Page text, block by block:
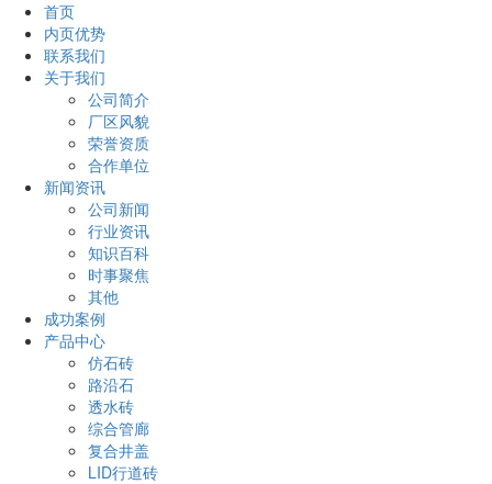
首页
内页优势
联系我们
关于我们
公司简介
厂区风貌
荣誉资质
合作单位
新闻资讯
公司新闻
行业资讯
知识百科
时事聚焦
其他
成功案例
产品中心
仿石砖
路沿石
透水砖
综合管廊
复合井盖
LID行道砖